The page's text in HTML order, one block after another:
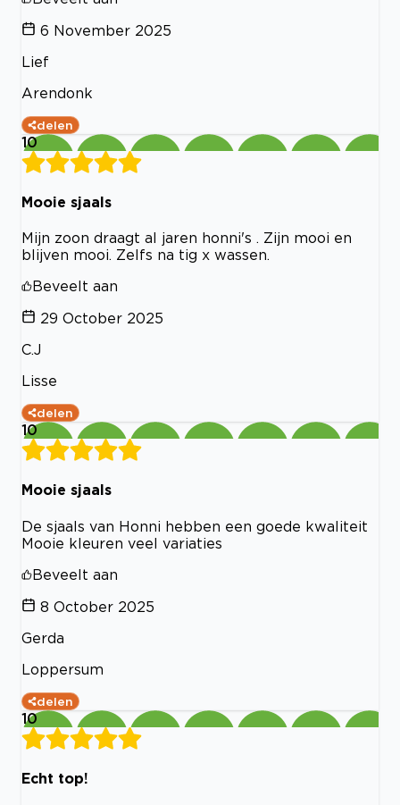
6 November 2025
Lief
Arendonk
delen
10
Mooie sjaals
Mijn zoon draagt al jaren honni's . Zijn mooi en
blijven mooi. Zelfs na tig x wassen.
Beveelt aan
29 October 2025
C.J
Lisse
delen
10
Mooie sjaals
De sjaals van Honni hebben een goede kwaliteit
Mooie kleuren veel variaties
Beveelt aan
8 October 2025
Gerda
Loppersum
delen
10
Echt top!